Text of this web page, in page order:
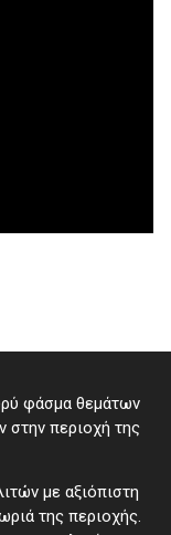
φάσμα θεμάτων
στην περιοχή της
με αξιόπιστη
της περιοχής.